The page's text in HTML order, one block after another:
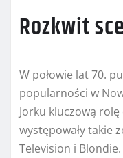
Rozkwit
W połowie lat 70.
popularności w
Jorku kluczową rolę
występowały takie
Television i